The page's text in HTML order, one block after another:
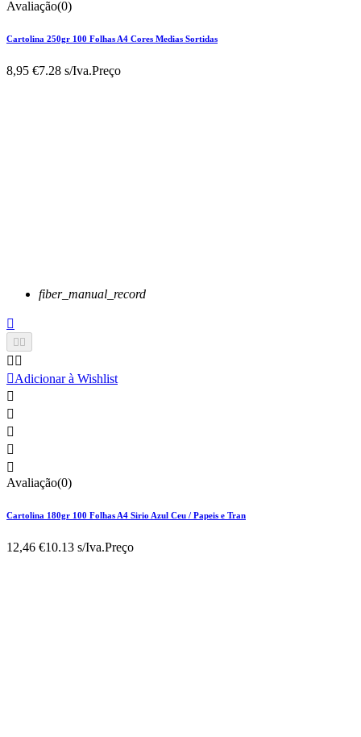
Avaliação(0)
Cartolina 250gr 100 Folhas A4 Cores Medias Sortidas
8,95 €7.28 s/Iva.Preço
fiber_manual_record


 
Adicionar à Wishlist





Avaliação(0)
Cartolina 180gr 100 Folhas A4 Sirio Azul Ceu / Papeis e Tran
12,46 €10.13 s/Iva.Preço